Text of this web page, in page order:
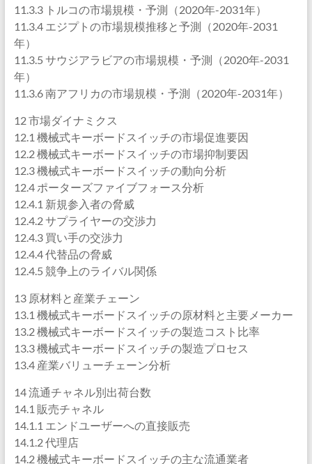
11.3.3 トルコの市場規模・予測（2020年-2031年）
11.3.4 エジプトの市場規模推移と予測（2020年-2031
年）
11.3.5 サウジアラビアの市場規模・予測（2020年-2031
年）
11.3.6 南アフリカの市場規模・予測（2020年-2031年）
12 市場ダイナミクス
12.1 機械式キーボードスイッチの市場促進要因
12.2 機械式キーボードスイッチの市場抑制要因
12.3 機械式キーボードスイッチの動向分析
12.4 ポーターズファイブフォース分析
12.4.1 新規参入者の脅威
12.4.2 サプライヤーの交渉力
12.4.3 買い手の交渉力
12.4.4 代替品の脅威
12.4.5 競争上のライバル関係
13 原材料と産業チェーン
13.1 機械式キーボードスイッチの原材料と主要メーカー
13.2 機械式キーボードスイッチの製造コスト比率
13.3 機械式キーボードスイッチの製造プロセス
13.4 産業バリューチェーン分析
14 流通チャネル別出荷台数
14.1 販売チャネル
14.1.1 エンドユーザーへの直接販売
14.1.2 代理店
14.2 機械式キーボードスイッチの主な流通業者